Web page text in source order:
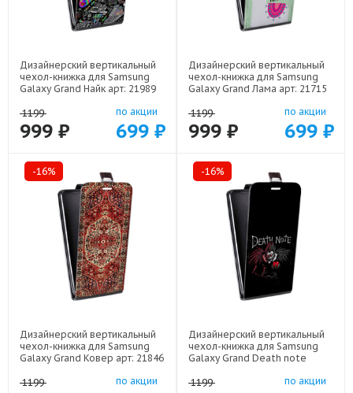
Дизайнерский вертикальный
чехол-книжка для Samsung
Galaxy Grand Найк арт: 21989
1199
999 ₽
по акции
699 ₽
Дизайнерский вертикальный
чехол-книжка для Samsung
Galaxy Grand Лама арт: 21715
1199
999 ₽
по акции
699 ₽
-16%
Дизайнерский вертикальный
чехол-книжка для Samsung
Galaxy Grand Ковер арт: 21846
1199 по акции
-16%
Дизайнерский вертикальный
чехол-книжка для Samsung
Galaxy Grand Death note
1199
по акции